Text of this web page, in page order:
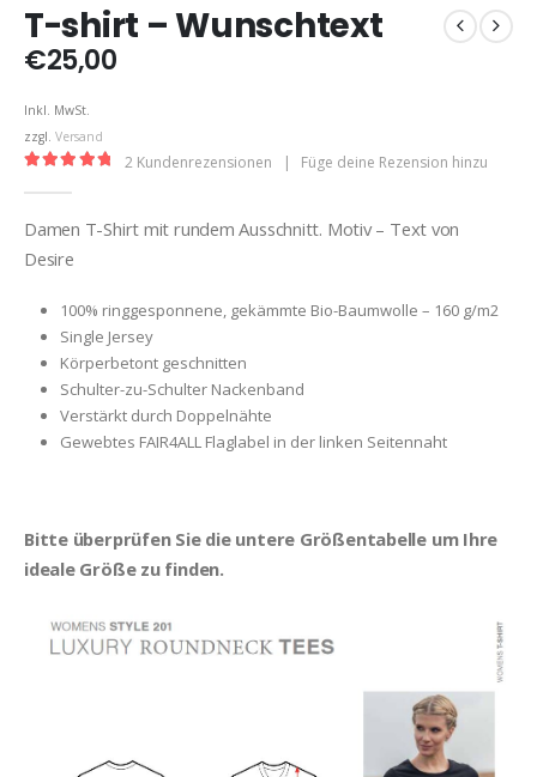
T-shirt – Wunschtext
€25,00
Inkl. MwSt.
zzgl. Versand
2 Kundenrezensionen | Füge deine Rezension hinzu
Damen T-Shirt mit rundem Ausschnitt. Motiv – Text von
Desire
100% ringgesponnene, gekämmte Bio-Baumwolle – 160 g/m2
Single Jersey
Körperbetont geschnitten
Schulter-zu-Schulter Nackenband
Verstärkt durch Doppelnähte
Gewebtes FAIR4ALL Flaglabel in der linken Seitennaht
Bitte überprüfen Sie die untere Größentabelle um Ihre
ideale Größe zu finden.